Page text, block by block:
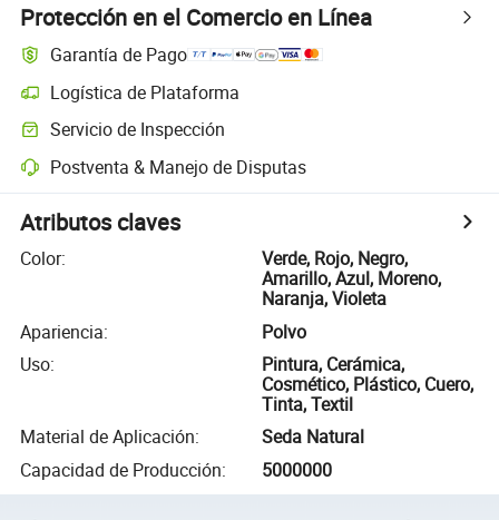
Protección en el Comercio en Línea
Garantía de Pago
Logística de Plataforma
Servicio de Inspección
Postventa & Manejo de Disputas
Atributos claves
Color:
Verde, Rojo, Negro,
Amarillo, Azul, Moreno,
Naranja, Violeta
Apariencia:
Polvo
Uso:
Pintura, Cerámica,
Cosmético, Plástico, Cuero,
Tinta, Textil
Material de Aplicación:
Seda Natural
Capacidad de Producción: 5000000